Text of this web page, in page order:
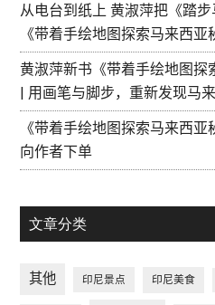
从电台到纸上 黄淑萍把《踏
《带着手绘地图探索马来西
黄淑萍新书《带着手绘地图探
| 用画笔与脚步，重新发现马
《带着手绘地图探索马来西
向作者下单
文章分类
其他 印尼景点 印尼美食